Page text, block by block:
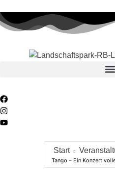
Start
Tango – Ein Konzert